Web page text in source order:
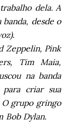
dela. A
desde o
Zeppelin, Pink
Tim Maia,
na banda
para criar sua
grupo gringo
Bob Dylan.